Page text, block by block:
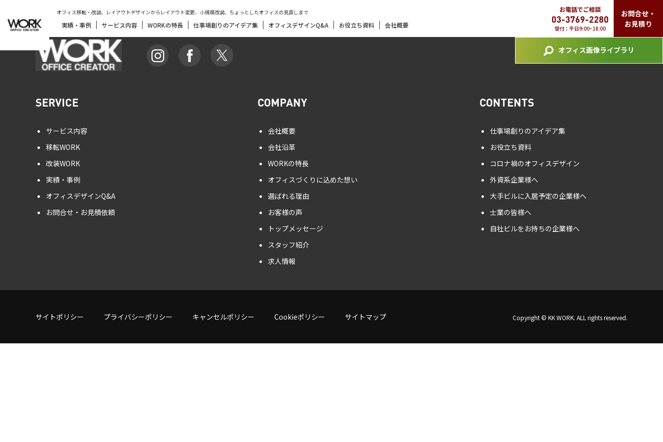
オフィス移転・改装、レイアウトデザインからレイアウト変更、小規模改装、ちょっとしたオフィスの見直しまで
実績・事例 サービス内容 WORKの特長 仕事場創りのアイデア集 オフィスデザインQ&A お役立ち資料 会社概要
お電話でご相談
03-3769-2280
受付：平日9:00~18:00
お問合せ・
お見積り
オフィス画像ライブラリ
SERVICE
サービス内容
移転WORK
改装WORK
実績・事例
オフィスデザインQ&A
お問合せ・お見積依頼
COMPANY
会社概要
会社沿革
WORKの特長
オフィスづくりに込めた想い
選ばれる理由
お客様の声
トップメッセージ
スタッフ紹介
求人情報
CONTENTS
仕事場創りのアイデア集
お役立ち資料
コロナ禍のオフィスデザイン
外資系企業様へ
大手ビルに入居予定の企業様へ
士業の皆様へ
自社ビルをお持ちの企業様へ
サイトポリシー プライバシーポリシー キャンセルポリシー Cookieポリシー サイトマップ Copyright © KK WORK. ALL rights reserved.